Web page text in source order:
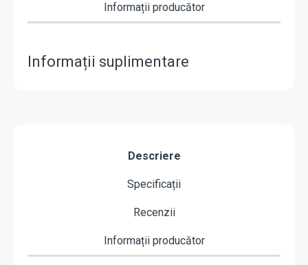
Informații producător
Informații suplimentare
Descriere
Specificații
Recenzii
Informații producător